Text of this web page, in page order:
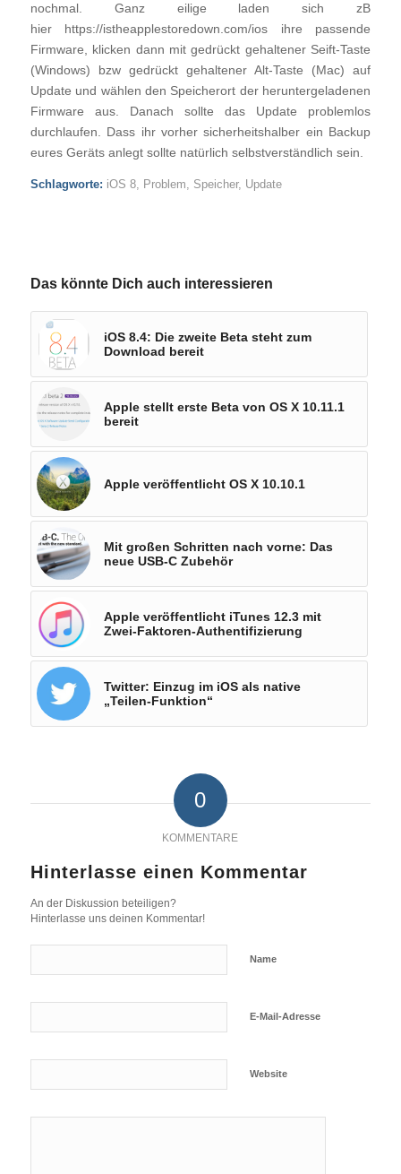
nochmal. Ganz eilige laden sich zB
hier https://istheapplestoredown.com/ios ihre passende
Firmware, klicken dann mit gedrückt gehaltener Seift-Taste
(Windows) bzw gedrückt gehaltener Alt-Taste (Mac) auf
Update und wählen den Speicherort der heruntergeladenen
Firmware aus. Danach sollte das Update problemlos
durchlaufen. Dass ihr vorher sicherheitshalber ein Backup
eures Geräts anlegt sollte natürlich selbstverständlich sein.
Schlagworte: iOS 8, Problem, Speicher, Update
Das könnte Dich auch interessieren
iOS 8.4: Die zweite Beta steht zum
Download bereit
Apple stellt erste Beta von OS X 10.11.1
bereit
Apple veröffentlicht OS X 10.10.1
Mit großen Schritten nach vorne: Das
neue USB-C Zubehör
Apple veröffentlicht iTunes 12.3 mit
Zwei-Faktoren-Authentifizierung
Twitter: Einzug im iOS als native
„Teilen-Funktion“
0
KOMMENTARE
Hinterlasse einen Kommentar
An der Diskussion beteiligen?
Hinterlasse uns deinen Kommentar!
Name
E-Mail-Adresse
Website